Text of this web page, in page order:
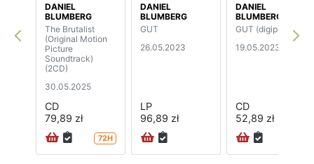
DANIEL
BLUMBERG
The Brutalist
(Original Motion
Picture
Soundtrack)
(2CD)
30.05.2025
CD
79,89 zł
72H
DANIEL
BLUMBERG
GUT
26.05.2023
LP
96,89 zł
DANIEL
BLUMBERG
GUT (digipak)
19.05.2023
CD
52,89 zł